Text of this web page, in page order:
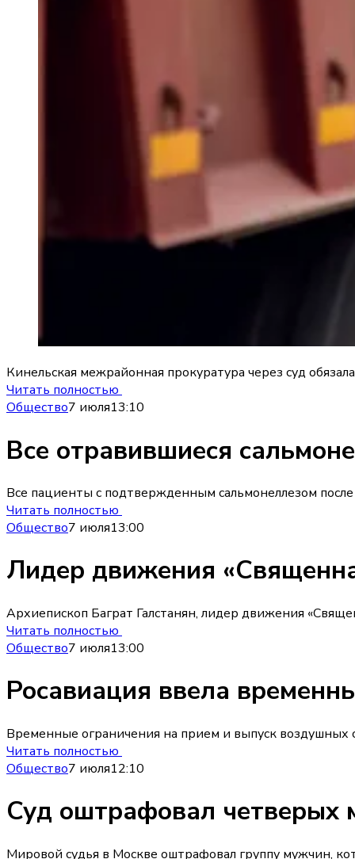
Кинельская межрайонная прокуратура через суд
Читать полностью
Общество7 июля13:10
Все отравившиеся
Все пациенты с подтвержденным сальмонеллезом
Читать полностью
Общество7 июля13:00
Лидер движения
Архиепископ Баграт Галстанян, лидер движения
Читать полностью
Общество7 июля13:00
Росавиация ввела
Временные ограничения на прием и выпуск воздушных
Читать полностью
Общество7 июля12:10
Суд оштрафовал четверых
Мировой судья в Москве оштрафовал группу мужчин,